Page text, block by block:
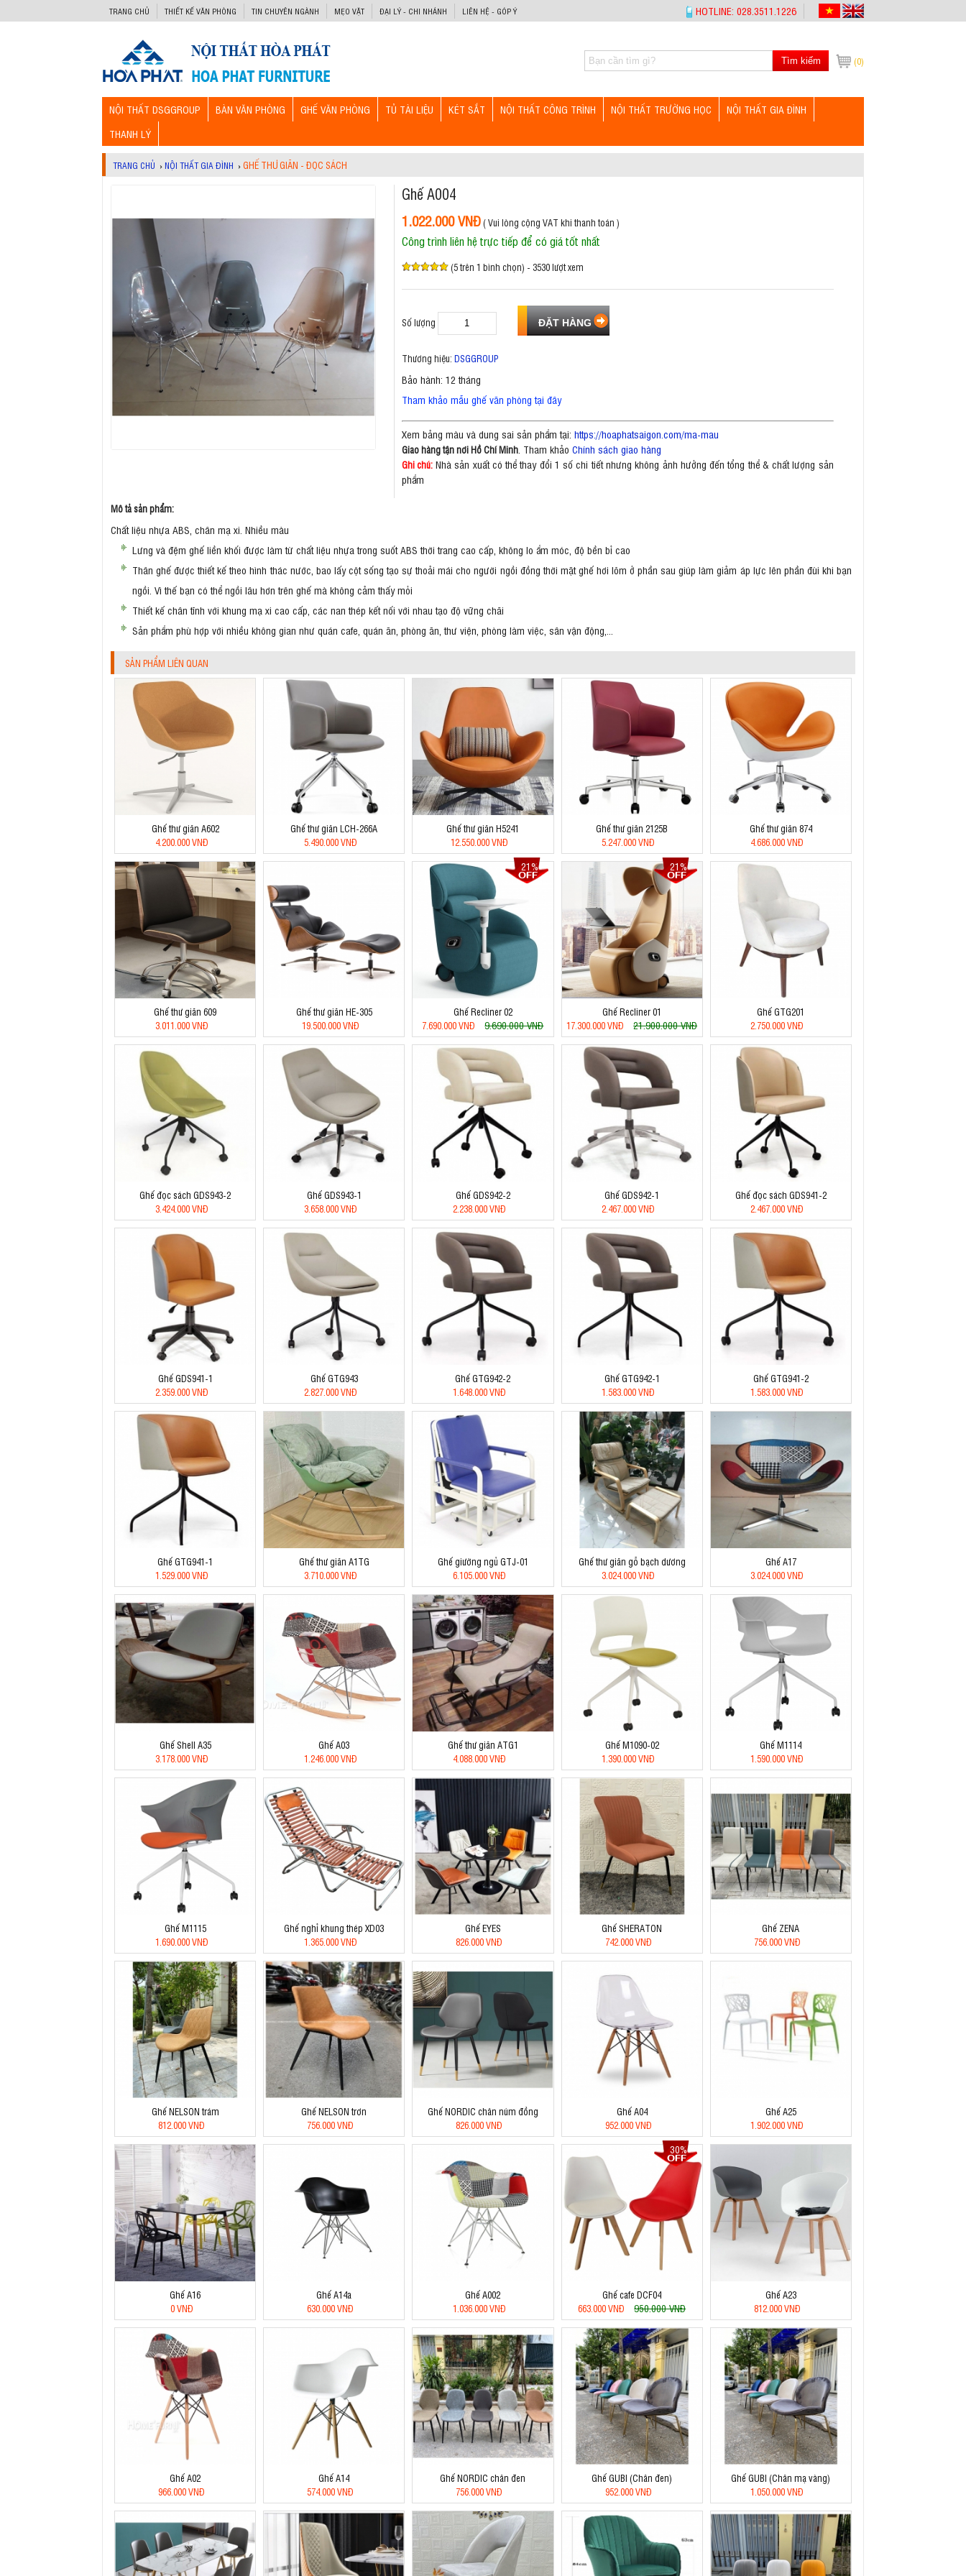
TRANG CHỦ THIẾT KẾ VĂN PHÒNG TIN CHUYÊN NGÀNH MẸO VẶT ĐẠI LÝ - CHI NHÁNH LIÊN HỆ - GÓP Ý HOTLINE: 028.3511.1226
(0)
Tìm kiếm
NỘI THẤT DSGGROUP BÀN VĂN PHÒNG GHẾ VĂN PHÒNG TỦ TÀI LIỆU KÉT SẮT NỘI THẤT CÔNG TRÌNH NỘI THẤT TRƯỜNG HỌC
NỘI THẤT GIA ĐÌNH
THANH LÝ
TRANG CHỦ › NỘI THẤT GIA ĐÌNH ›GHẾ THƯ GIÃN - ĐỌC SÁCH
Ghế A004
1.022.000 VNĐ( Vui lòng cộng VAT khi thanh toán )
Công trình liên hệ trực tiếp để có giá tốt nhất
(5 trên 1 bình chọn) - 3530 lượt xem
Số lượng
Thương hiệu: DSGGROUP
Bảo hành: 12 tháng
Tham khảo mẫu ghế văn phòng tại đây
Xem bảng màu và dung sai sản phẩm tại: https://hoaphatsaigon.com/ma-mau
Giao hàng tận nơi Hồ Chí Minh. Tham khảo Chính sách giao hàng
Ghi chú:Nhà sản xuất có thể thay đổi 1 số chi tiết nhưng không ảnh hưởng đến tổng thể & chất lượng sản
phẩm
Mô tả sản phẩm:
Chất liệu nhựa ABS, chân mạ xi. Nhiều màu
Lưng và đệm ghế liền khối được làm từ chất liệu nhựa trong suốt ABS thời trang cao cấp, không lo ẩm móc, độ bền bỉ cao
Thân ghế được thiết kế theo hình thác nước, bao lấy cột sống tạo sự thoải mái cho người ngồi đồng thời mặt ghế hơi lõm ở phần sau giúp làm giảm áp lực lên phần đùi khi bạn
ngồi. Vì thế bạn có thể ngồi lâu hơn trên ghế mà không cảm thấy mỏi
Thiết kế chân tĩnh với khung mạ xi cao cấp, các nan thép kết nối với nhau tạo độ vững chãi
Sản phẩm phù hợp với nhiều không gian như quán cafe, quán ăn, phòng ăn, thư viện, phòng làm việc, sân vận động,...
SẢN PHẨM LIÊN QUAN
Ghế thư giãn A602
4.200.000 VNĐ
Ghế thư giãn LCH-266A
5.490.000 VNĐ
Ghế thư giãn H5241
12.550.000 VNĐ
Ghế thư giãn 2125B
5.247.000 VNĐ
Ghế thư giãn 874
4.686.000 VNĐ
Ghế thư giãn 609
3.011.000 VNĐ
Ghế thư giãn HE-305
19.500.000 VNĐ
21%
Ghế Recliner 02
7.690.000 VNĐ
9.690.000 VNĐ
21%
Ghế Recliner 01
17.300.000 VNĐ
21.900.000 VNĐ
Ghế GTG201
2.750.000 VNĐ
Ghế đọc sách GDS943-2
3.424.000 VNĐ
Ghế GDS943-1
3.658.000 VNĐ
Ghế GDS942-2
2.238.000 VNĐ
Ghế GDS942-1
2.467.000 VNĐ
Ghế đọc sách GDS941-2
2.467.000 VNĐ
Ghế GDS941-1
2.359.000 VNĐ
Ghế GTG943
2.827.000 VNĐ
Ghế GTG942-2
1.648.000 VNĐ
Ghế GTG942-1
1.583.000 VNĐ
Ghế GTG941-2
1.583.000 VNĐ
Ghế GTG941-1
1.529.000 VNĐ
Ghế thư giãn A1TG
3.710.000 VNĐ
Ghế giường ngủ GTJ-01
6.105.000 VNĐ
Ghế thư giãn gỗ bạch dương
3.024.000 VNĐ
Ghế A17
3.024.000 VNĐ
Ghế Shell A35
3.178.000 VNĐ
Ghế A03
1.246.000 VNĐ
Ghế thư giãn ATG1
4.088.000 VNĐ
Ghế M1090-02
1.390.000 VNĐ
Ghế M1114
1.590.000 VNĐ
Ghế M1115
1.690.000 VNĐ
Ghế nghỉ khung thép XD03
1.365.000 VNĐ
Ghế EYES
826.000 VNĐ
Ghế SHERATON
742.000 VNĐ
Ghế ZENA
756.000 VNĐ
Ghế NELSON trám
812.000 VNĐ
Ghế NELSON trơn
756.000 VNĐ
Ghế NORDIC chân núm đồng
826.000 VNĐ
Ghế A04
952.000 VNĐ
Ghế A25
1.902.000 VNĐ
Ghế A16
0 VNĐ
Ghế A14a
630.000 VNĐ
Ghế A002
1.036.000 VNĐ
30%
Ghế cafe DCF04
663.000 VNĐ
950.000 VNĐ
Ghế A23
812.000 VNĐ
Ghế A02
966.000 VNĐ
Ghế A14
574.000 VNĐ
Ghế NORDIC chân đen
756.000 VNĐ
Ghế GUBI (Chân đen)
952.000 VNĐ
Ghế GUBI (Chân mạ vàng)
1.050.000 VNĐ